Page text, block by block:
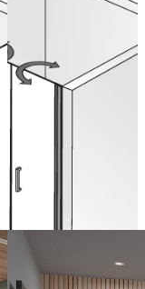
battante en
niche
Configurer
maintenant